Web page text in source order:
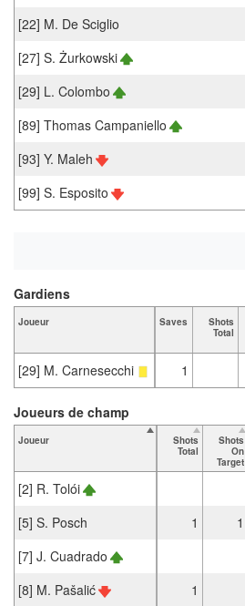
[22] M. De Sciglio
[27] S. Żurkowski
[29] L. Colombo
[89] Thomas Campaniello
[93] Y. Maleh
[99] S. Esposito
Joueur Saves
Shots
Total
[29] M. Carnesecchi 1
Gardiens
Joueur
Shots
Total
Shots
On
Target
[2] R. Tolói
[5] S. Posch
1 1
[7] J. Cuadrado
[8] M. Pašalić
1
Joueurs de champ